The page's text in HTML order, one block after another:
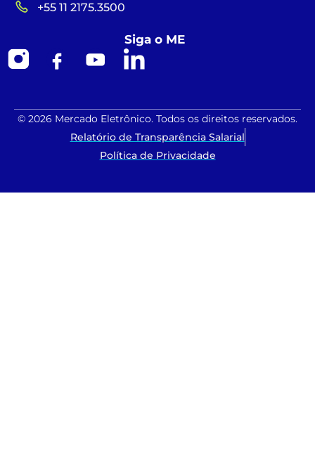
+55 11 2175.3500
Siga o ME
© 2026 Mercado Eletrônico. Todos os direitos reservados.
Relatório de Transparência Salarial
Política de Privacidade